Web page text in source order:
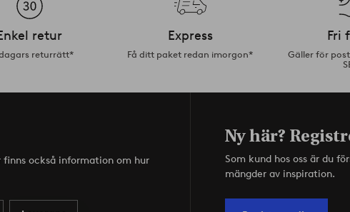
retur
returrätt*
Express
Få ditt paket redan imorgon*
Fri
Gäller för
finns också information om hur
Ny här?
Som kund hos oss är du
mängder av inspiration.